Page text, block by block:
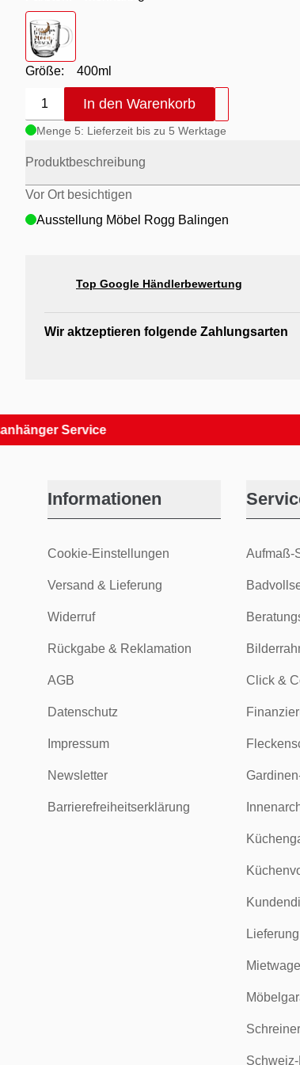
Farbton
Größe: 400ml
1 In den Warenkorb
Menge 5: Lieferzeit bis zu 5 Werktage
Produktbeschreibung
Vor Ort besichtigen
Ausstellung Möbel Rogg Balingen
Top Google Händlerbewertung
Wir aktzeptieren folgende Zahlungsarten
Service
Informationen
Cookie-Einstellungen
Versand & Lieferung
Widerruf
Rückgabe & Reklamation
AGB
Datenschutz
Impressum
Newsletter
Barrierefreiheitserklärung
Aufmaß-
Click &